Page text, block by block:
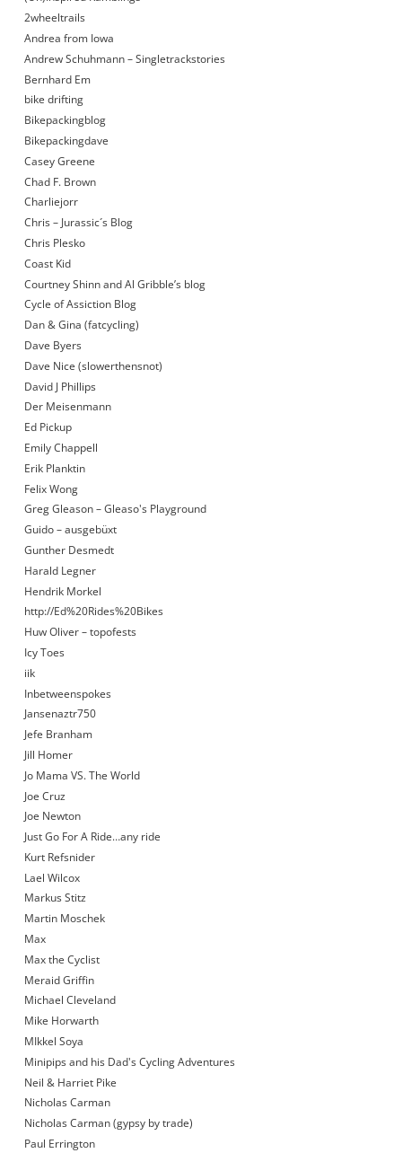
2wheeltrails
Andrea from Iowa
Andrew Schuhmann – Singletrackstories
Bernhard Em
bike drifting
Bikepackingblog
Bikepackingdave
Casey Greene
Chad F. Brown
Charliejorr
Chris – Jurassic´s Blog
Chris Plesko
Coast Kid
Courtney Shinn and Al Gribble’s blog
Cycle of Assiction Blog
Dan & Gina (fatcycling)
Dave Byers
Dave Nice (slowerthensnot)
David J Phillips
Der Meisenmann
Ed Pickup
Emily Chappell
Erik Planktin
Felix Wong
Greg Gleason – Gleaso's Playground
Guido – ausgebüxt
Gunther Desmedt
Harald Legner
Hendrik Morkel
http://Ed%20Rides%20Bikes
Huw Oliver – topofests
Icy Toes
iik
Inbetweenspokes
Jansenaztr750
Jefe Branham
Jill Homer
Jo Mama VS. The World
Joe Cruz
Joe Newton
Just Go For A Ride…any ride
Kurt Refsnider
Lael Wilcox
Markus Stitz
Martin Moschek
Max
Max the Cyclist
Meraid Griffin
Michael Cleveland
Mike Horwarth
MIkkel Soya
Minipips and his Dad's Cycling Adventures
Neil & Harriet Pike
Nicholas Carman
Nicholas Carman (gypsy by trade)
Paul Errington